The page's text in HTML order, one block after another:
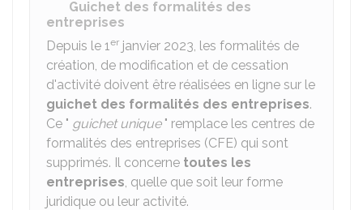
Guichet des formalités des
entreprises
Depuis le 1er janvier 2023, les formalités de
création, de modification et de cessation
d'activité doivent être réalisées en ligne sur le
guichet des formalités des entreprises.
Ce " guichet unique" remplace les centres de
formalités des entreprises (CFE) qui sont
supprimés. Il concerne toutes les
entreprises, quelle que soit leur forme
juridique ou leur activité.